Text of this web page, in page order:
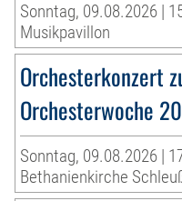
Sonntag, 09.08.2026 |
Musikpavillon
Orchesterkonzert
Orchesterwoche
Sonntag, 09.08.2026 |
Bethanienkirche